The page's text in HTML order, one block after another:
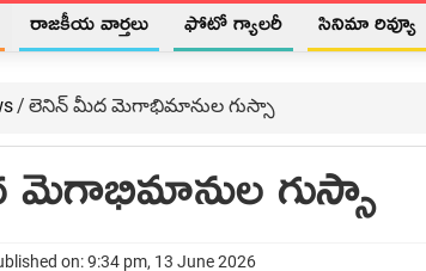
రాజకీయ వార్తలు ఫోటో గ్యాలరీ సినిమా రివ్యూ
/ లెనిన్ మీద మెగాభిమానుల గుస్సా
మెగాభిమానుల గుస్సా
on: 9:34 pm, 13 June 2026